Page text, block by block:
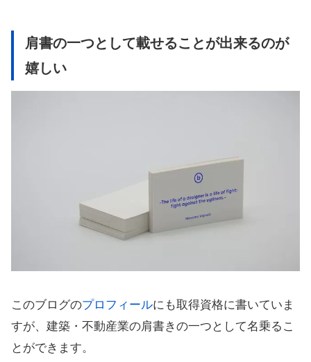
肩書の一つとして載せることが出来るのが
嬉しい
このブログのプロフィールにも取得資格に書いていま
すが、建築・不動産業の肩書きの一つとして名乗るこ
とができます。